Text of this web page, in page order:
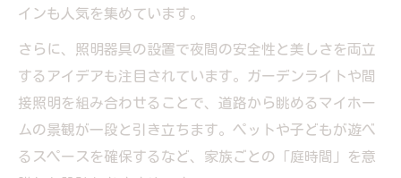
インも人気を集めています。
さらに、照明器具の設置で夜間の安全性と美しさを両立
するアイデアも注目されています。ガーデンライトや間
接照明を組み合わせることで、道路から眺めるマイホー
ムの景観が一段と引き立ちます。ペットや子どもが遊べ
るスペースを確保するなど、家族ごとの「庭時間」を意